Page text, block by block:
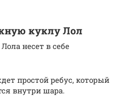
куклу Лол
несет в себе
простой ребус, который
внутри шара.